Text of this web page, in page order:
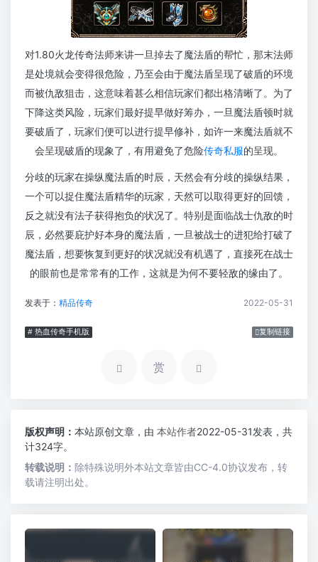
对1.80火龙传奇法师来讲一旦掉去了魔法盾的帮忙，那末法师
是处境就会变得很危险，乃至会由于魔法盾呈现了破盾的环境
而被仇敌狙击，这意味着甚么相信玩家们都出格清晰了。为了
下降这类风险，玩家们最好提早做好筹办，一旦魔法盾顿时就
要破盾了，玩家们便可以进行提早修补，如许一来魔法盾就不
会呈现破盾的现象了，有用避免了危险传奇私服的呈现。
分歧的玩家在操纵魔法盾的时辰，天然会有分歧的操纵结果，
一个可以捉住魔法盾精华的玩家，天然可以取得更好的回馈，
反之就没有法子获得抱负的状况了。特别是面临战士仇敌的时
辰，必然要庇护好本身的魔法盾，一旦被战士的进犯给打破了
魔法盾，想要恢复到更好的状况就没有机遇了，直接死在战士
的眼前也是常常有的工作，这就是为何不要轻敌的缘由了。
发表于： 精品传奇 2022-05-31
# 热血传奇手机版 复制链接
赏
版权声明： 本站原创文章，由 本站作者2022-05-31发表，共
计324字。
转载说明： 除特殊说明外本站文章皆由CC-4.0协议发布，转
载请注明出处。